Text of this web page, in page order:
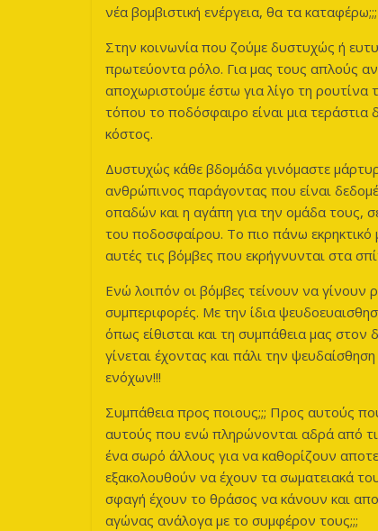
νέα βομβιστική ενέργεια, θα τα καταφέρω;;;
Στην κοινωνία που ζούμε δυστυχώς ή
πρωτεύοντα ρόλο. Για μας τους απλούς
αποχωριστούμε έστω για λίγο τη ρουτίνα
τόπου το ποδόσφαιρο είναι μια τεράστια
κόστος.
Δυστυχώς κάθε βδομάδα γινόμαστε
ανθρώπινος παράγοντας που είναι
οπαδών και η αγάπη για την ομάδα τους,
του ποδοσφαίρου. Το πιο πάνω εκρηκτικό
αυτές τις βόμβες που εκρήγνυνται στα
Ενώ λοιπόν οι βόμβες τείνουν να γίνουν
συμπεριφορές. Με την ίδια
όπως είθισται και τη συμπάθεια μας
γίνεται έχοντας και πάλι την
ενόχων!!!
Συμπάθεια προς ποιους;;; Προς αυτούς
αυτούς που ενώ πληρώνονται αδρά από
ένα σωρό άλλους για να καθορίζουν
εξακολουθούν να έχουν τα σωματειακά
σφαγή έχουν το θράσος να κάνουν και
αγώνας ανάλογα με το συμφέρον τους;;;